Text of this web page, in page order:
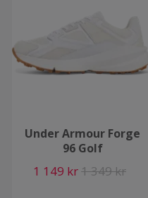
Under Armour Forge
96 Golf
1 149 kr1 349 kr